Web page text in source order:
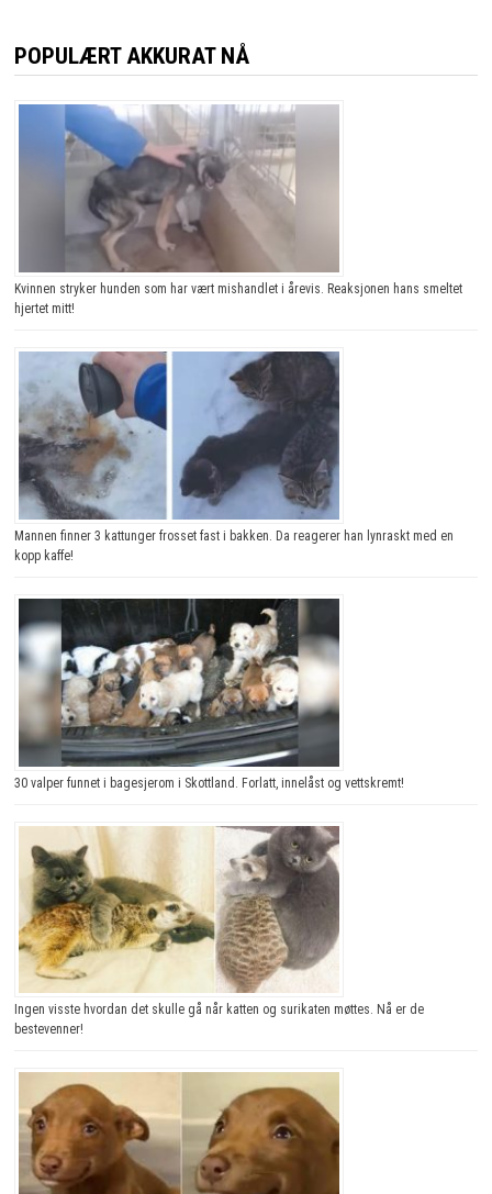
POPULÆRT AKKURAT NÅ
Kvinnen stryker hunden som har vært mishandlet i årevis. Reaksjonen hans smeltet
hjertet mitt!
Mannen finner 3 kattunger frosset fast i bakken. Da reagerer han lynraskt med en
kopp kaffe!
30 valper funnet i bagesjerom i Skottland. Forlatt, innelåst og vettskremt!
Ingen visste hvordan det skulle gå når katten og surikaten møttes. Nå er de
bestevenner!